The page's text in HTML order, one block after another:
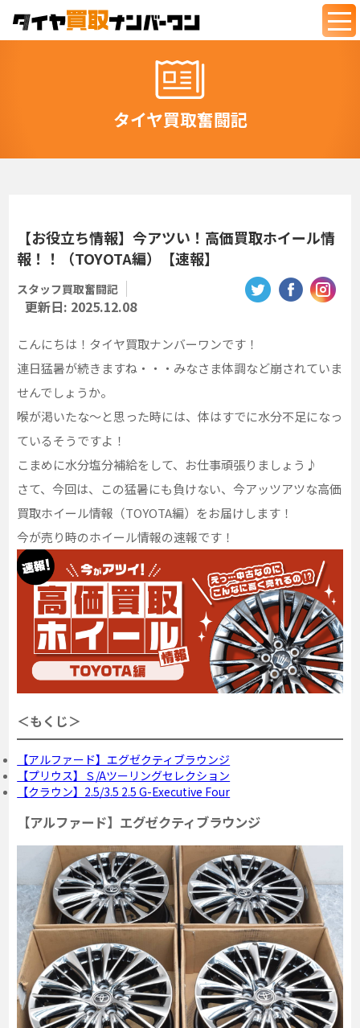
タイヤ買取奮闘記
【お役立ち情報】今アツい！高価買取ホイール情
報！！（TOYOTA編）【速報】
スタッフ買取奮闘記
更新日: 2025.12.08
こんにちは！タイヤ買取ナンバーワンです！
連日猛暑が続きますね・・・みなさま体調など崩されていま
せんでしょうか。
喉が渇いたな〜と思った時には、体はすでに水分不足になっ
ているそうですよ！
こまめに水分塩分補給をして、お仕事頑張りましょう♪
さて、今回は、この猛暑にも負けない、今アッツアツな高価
買取ホイール情報（TOYOTA編）をお届けします！
今が売り時のホイール情報の速報です！
＜もくじ＞
【アルファード】エグゼクティブラウンジ
【プリウス】Ｓ/Aツーリングセレクション
【クラウン】2.5/3.5 2.5 G-Executive Four
【アルファード】エグゼクティブラウンジ